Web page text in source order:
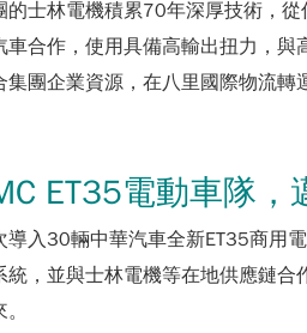
的士林電機積累70年深厚技術，
車合作，使用具備高輸出扭力，
集團企業資源，在八里國際物流
ET35電動車隊
導入30輛中華汽車全新ET35商用
統，並與士林電機等在地供應鏈